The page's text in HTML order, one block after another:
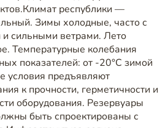
республики —
Зимы холодные, часто с
сильными ветрами. Лето
Температурные колебания
показателей: от -20°C зимой
условия предъявляют
к прочности, герметичности и
оборудования. Резервуары
быть спроектированы с